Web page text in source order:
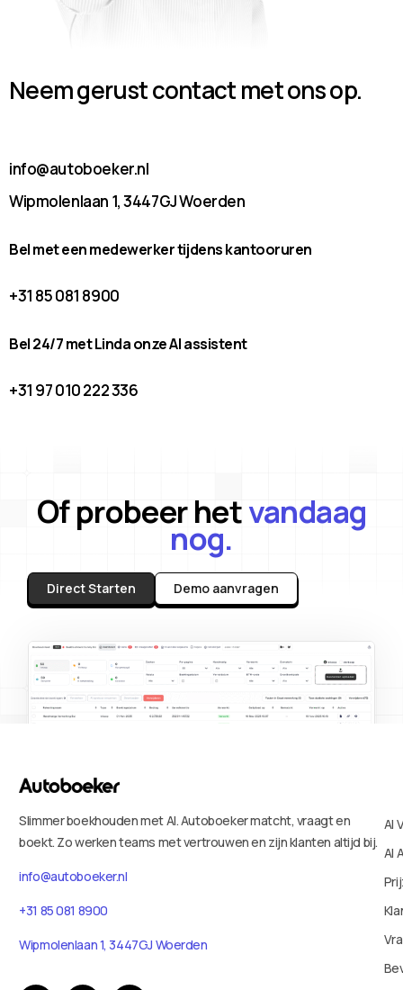
Neem gerust contact met ons op.
info@autoboeker.nl
Wipmolenlaan 1, 3447GJ Woerden
Bel met een medewerker tijdens kantooruren
+31 85 081 8900
Bel 24/7 met Linda onze AI assistent
+31 97 010 222 336
Of probeer hetvandaag
nog.
Direct Starten Demo aanvragen
Slimmer boekhouden met AI. Autoboeker matcht, vraagt en
boekt. Zo werken teams met vertrouwen en zijn klanten altijd bij.
info@autoboeker.nl
+31 85 081 8900
Wipmolenlaan 1, 3447GJ Woerden
AI
AI